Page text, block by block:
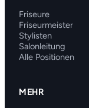
Friseure
Friseurmeister
Stylisten
Salonleitung
Alle Positionen
MEHR